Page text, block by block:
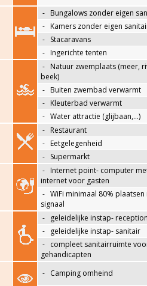
- Bungalows zonder eigen
- Kamers zonder eigen
- Stacaravans
- Ingerichte tenten
- Natuur zwemplaats (meer,
beek)
- Buiten zwembad verwarmt
- Kleuterbad verwarmt
- Water attractie (glijbaan,…)
- Restaurant
- Eetgelegenheid
- Supermarkt
- Internet point- computer
internet voor gasten
- WiFi minimaal 80% plaatsen
signaal
-
geleidelijke instap-
-
geleidelijke instap- sanitair
- compleet sanitairruimte
gehandicapten
- Camping omheind